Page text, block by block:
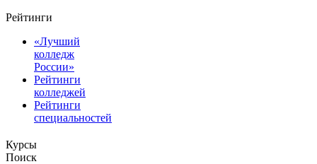
Рейтинги
«Лучший
колледж
России»
Рейтинги
колледжей
Рейтинги
специальностей
Курсы
Поиск